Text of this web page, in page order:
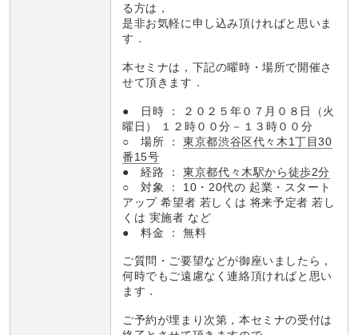
る方は，
是非お気軽に申し込み頂ければと思いま
す．
本セミナは，下記の曜時・場所で開催さ
せて頂きます．
● 日時 ： ２０２５年０７月０８日（火
曜日） １２時００分－１３時００分
○ 場所 ：東京都渋谷区代々木1丁目30
番15号
● 経路 ：東京都代々木駅から徒歩2分
○ 対象 ： 10・20代の 起業・スタート
アップ 希望者 若しくは 将来予定者 若し
くは 実施者 など
● 料金 ： 無料
ご質問・ご要望などが御座いましたら，
何時でもご遠慮なく連絡頂ければと思い
ます．
ご予約が埋まり次第，本セミナの受付は